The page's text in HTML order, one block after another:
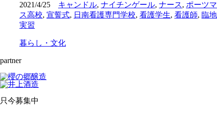
2021/4/25 キャンドル, ナイチンゲール, ナース, ポーツマ
ス高校, 宣誓式, 日南看護専門学校, 看護学生, 看護師, 臨地
実習
暮らし・文化
partner
只今募集中